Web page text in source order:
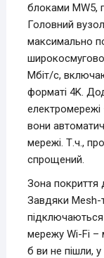
блоками MW5,
Головний
максимально
Мбіт/с,
форматі 4K.
вони
мережі. Т.ч.,
спрощений.
Зона покриття
Завдяки Mesh-
мережу Wi-Fi –
б ви не пішли, у